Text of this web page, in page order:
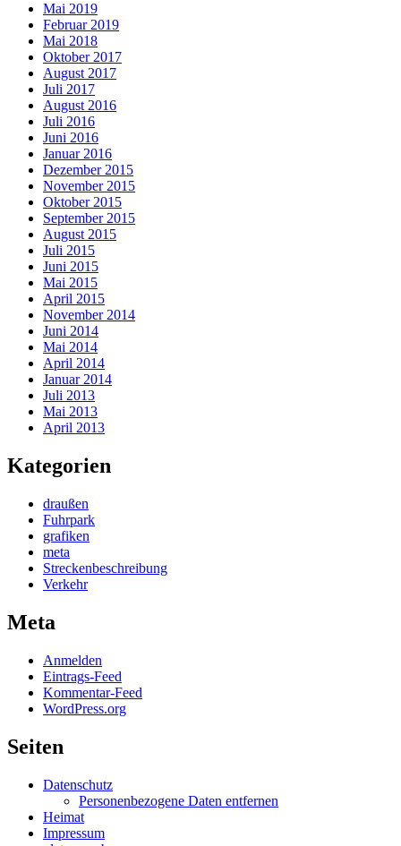
Mai 2019
Februar 2019
Mai 2018
Oktober 2017
August 2017
Juli 2017
August 2016
Juli 2016
Juni 2016
Januar 2016
Dezember 2015
November 2015
Oktober 2015
September 2015
August 2015
Juli 2015
Juni 2015
Mai 2015
April 2015
November 2014
Juni 2014
Mai 2014
April 2014
Januar 2014
Juli 2013
Mai 2013
April 2013
Kategorien
draußen
Fuhrpark
grafiken
meta
Streckenbeschreibung
Verkehr
Meta
Anmelden
Eintrags-Feed
Kommentar-Feed
WordPress.org
Seiten
Datenschutz
Personenbezogene Daten entfernen
Heimat
Impressum